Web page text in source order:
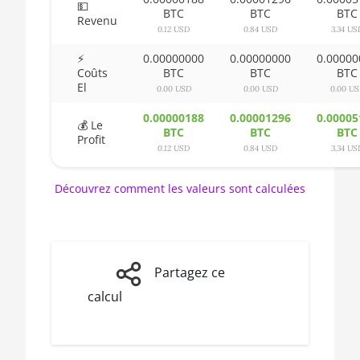
🏳ㅤ BSD - B$
🇧🇹ㅤ BTN - Nu.
🇧🇼ㅤ BWP
🇧🇾ㅤ BYN
🇧🇿ㅤ BZD - BZ$
🇨🇱ㅤ CLP - CL$
🇨🇴ㅤ COP - CO$
AMD CPU Ryzen 5
AMD CPU Ryzen 5
3600X
AMD CPU Ryzen 5
3600XT
5600X
AMD CPU Ryzen 7
AMD CPU Ryzen 7
💵
Revenu
BTC
0.12 USD
BTC
0.84 USD
BTC
3.34
⚡
Coûts
El
0.00000000
BTC
0.00 USD
0.00000000
BTC
0.00 USD
BTC
0.00
💰 Le
Profit
0.00000188
BTC
0.12 USD
0.00001296
BTC
0.84 USD
BTC
3.34
Découvrez comment les valeurs sont calculées
Partagez ce
calcul